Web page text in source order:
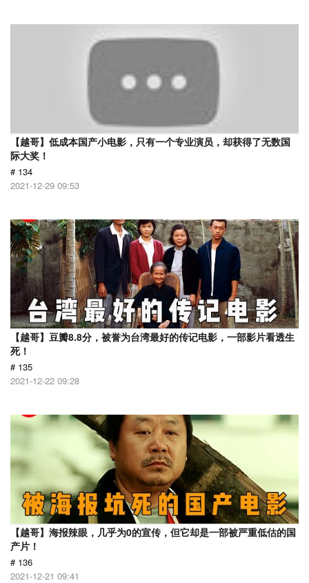
【越哥】低成本国产小电影，只有一个专业演员，却获得了无数国
际大奖！
# 134
2021-12-29 09:53
【越哥】豆瓣8.8分，被誉为台湾最好的传记电影，一部影片看透生
死！
# 135
2021-12-22 09:28
【越哥】海报辣眼，几乎为0的宣传，但它却是一部被严重低估的国
产片！
# 136
2021-12-21 09:41